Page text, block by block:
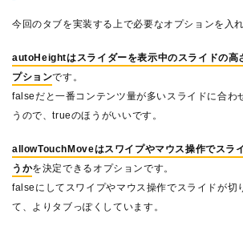
今回のタブを実装する上で必要なオプションを入れ
autoHeightはスライダーを表示中のスライドの高
プションです。
falseだと一番コンテンツ量が多いスライドに合わ
うので、trueのほうがいいです。
allowTouchMoveはスワイプやマウス操作でスラ
うかを決定できるオプションです。
falseにしてスワイプやマウス操作でスライドが切
て、よりタブっぽくしています。